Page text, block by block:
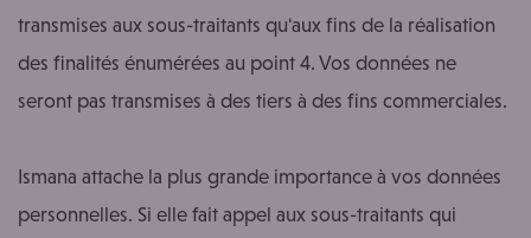
transmises aux sous-traitants qu'aux fins de la réalisation
des finalités énumérées au point 4. Vos données ne
seront pas transmises à des tiers à des fins commerciales.
Ismana attache la plus grande importance à vos données
personnelles. Si elle fait appel aux sous-traitants qui